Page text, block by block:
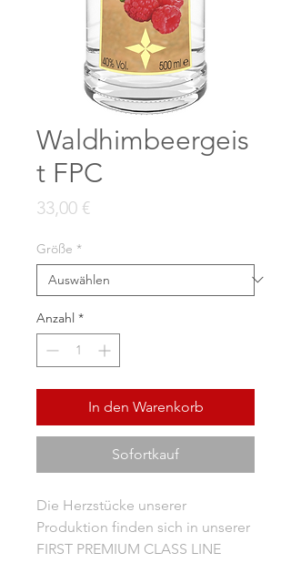
Waldhimbeergeis
t FPC
33,00 €
Größe *
Anzahl *
In den Warenkorb
Sofortkauf
Die Herzstücke unserer
Produktion finden sich in unserer
FIRST PREMIUM CLASS LINE